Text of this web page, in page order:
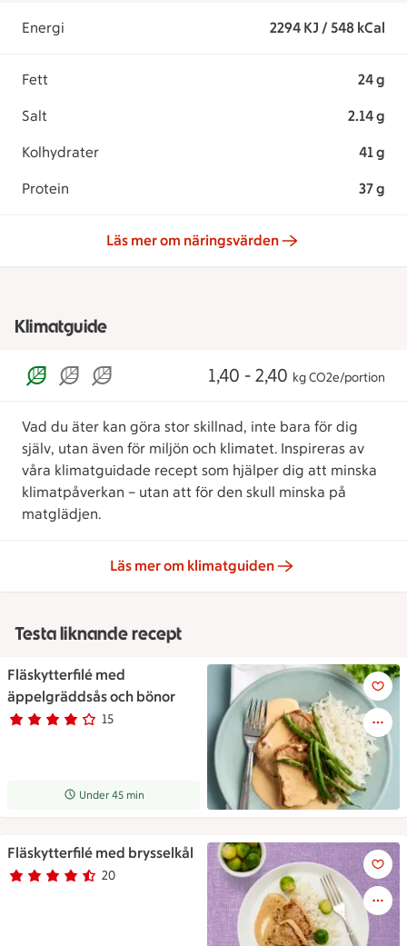
Energi 2294 KJ / 548 kCal
Fett 24 g
Salt 2.14 g
Kolhydrater 41 g
Protein 37 g
Läs mer om näringsvärden
Klimatguide
1,40 - 2,40 kg CO2e/portion
Vad du äter kan göra stor skillnad, inte bara för dig
själv, utan även för miljön och klimatet. Inspireras av
våra klimatguidade recept som hjälper dig att minska
klimatpåverkan – utan att för den skull minska på
matglädjen.
Läs mer om klimatguiden
Testa liknande recept
Fläskytterfilé med
äppelgräddsås och bönor
Betyg 4 av 5.
15
15 personer har röstat
Receptet tar Under 45 min att tillaga
Under 45 min
Fläskytterfilé med
Fläskytterfilé med brysselkål
Betyg 4.5 av 5. 20
20 personer har röstat
Fläskytterfilé med brysselkål